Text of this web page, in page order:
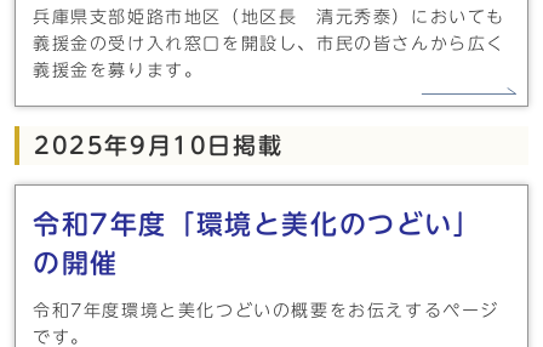
兵庫県支部姫路市地区（地区長 清元秀泰）においても
義援金の受け入れ窓口を開設し、市民の皆さんから広く
義援金を募ります。
2025年9月10日掲載
令和7年度「環境と美化のつどい」
の開催
令和7年度環境と美化つどいの概要をお伝えするページ
です。